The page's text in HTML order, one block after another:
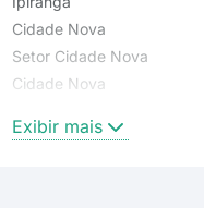
Cidade Nova
Setor Cidade Nova
Cidade Nova
Exibir mais